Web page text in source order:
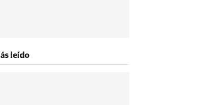
leído